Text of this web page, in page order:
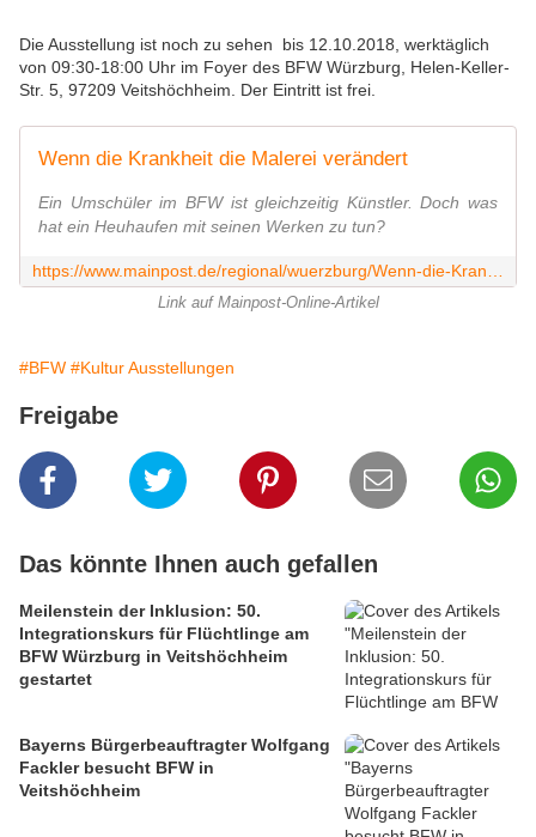
Die Ausstellung ist noch zu sehen bis 12.10.2018, werktäglich
von 09:30-18:00 Uhr im Foyer des BFW Würzburg, Helen-Keller-
Str. 5, 97209 Veitshöchheim. Der Eintritt ist frei.
Wenn die Krankheit die Malerei verändert
Ein Umschüler im BFW ist gleichzeitig Künstler. Doch was
hat ein Heuhaufen mit seinen Werken zu tun?
Link auf Mainpost-Online-Artikel
#BFW #Kultur Ausstellungen
Freigabe
Das könnte Ihnen auch gefallen
Meilenstein der Inklusion: 50.
Integrationskurs für Flüchtlinge am
BFW Würzburg in Veitshöchheim
gestartet
Bayerns Bürgerbeauftragter Wolfgang
Fackler besucht BFW in
Veitshöchheim